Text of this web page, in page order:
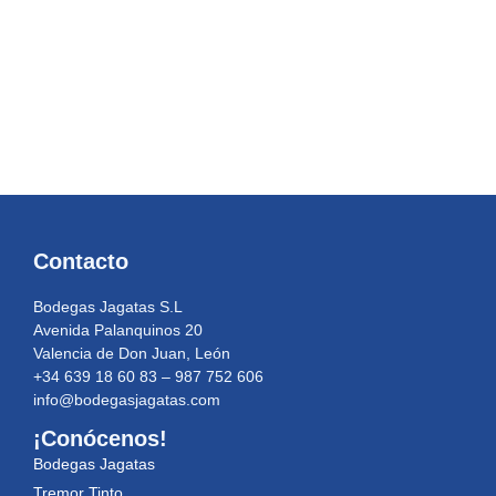
Contacto
Bodegas Jagatas S.L
Avenida Palanquinos 20
Valencia de Don Juan, León
+34 639 18 60 83 – 987 752 606
info@bodegasjagatas.com
¡Conócenos!
Bodegas Jagatas